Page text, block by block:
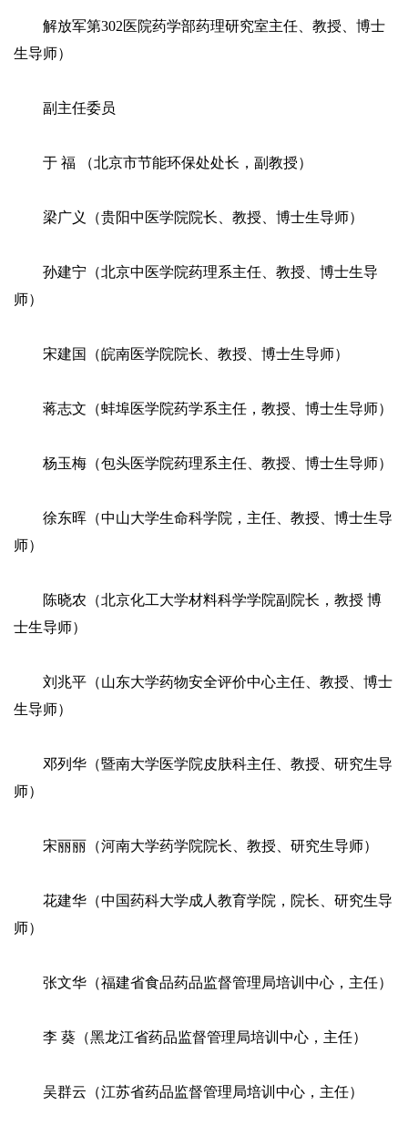
解放军第302医院药学部药理研究室主任、教授、博士
生导师）
副主任委员
于 福 （北京市节能环保处处长，副教授）
梁广义（贵阳中医学院院长、教授、博士生导师）
孙建宁（北京中医学院药理系主任、教授、博士生导
师）
宋建国（皖南医学院院长、教授、博士生导师）
蒋志文（蚌埠医学院药学系主任，教授、博士生导师）
杨玉梅（包头医学院药理系主任、教授、博士生导师）
徐东晖（中山大学生命科学院，主任、教授、博士生导
师）
陈晓农（北京化工大学材料科学学院副院长，教授 博
士生导师）
刘兆平（山东大学药物安全评价中心主任、教授、博士
生导师）
邓列华（暨南大学医学院皮肤科主任、教授、研究生导
师）
宋丽丽（河南大学药学院院长、教授、研究生导师）
花建华（中国药科大学成人教育学院，院长、研究生导
师）
张文华（福建省食品药品监督管理局培训中心，主任）
李 葵（黑龙江省药品监督管理局培训中心，主任）
吴群云（江苏省药品监督管理局培训中心，主任）